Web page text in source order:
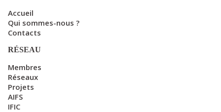
Accueil
Qui sommes-nous ?
Contacts
RÉSEAU
Membres
Réseaux
Projets
AIFS
IFIC